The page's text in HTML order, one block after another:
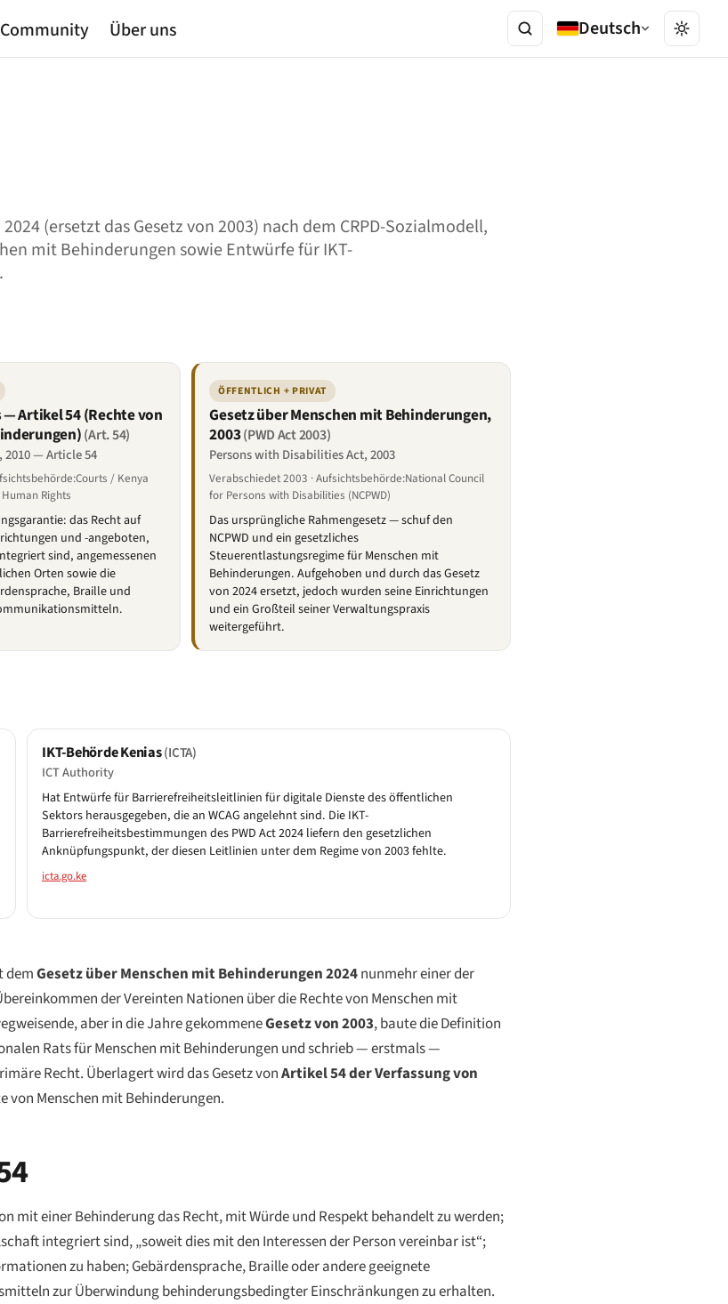
Community Über uns Deutsch
(ersetzt das Gesetz von 2003) nach dem CRPD-Sozialmodell,
mit Behinderungen sowie Entwürfe für IKT-
Artikel 54 (Rechte von
(Art. 54)
— Article 54
/ Kenya
Rights
das Recht auf
und -angeboten,
sind, angemessenen
Orten sowie die
Braille und
ÖFFENTLICH + PRIVAT
Gesetz über Menschen mit Behinderungen,
2003(PWD Act 2003)
Persons with Disabilities Act, 2003
Verabschiedet 2003 · Aufsichtsbehörde:National Council
for Persons with Disabilities (NCPWD)
Das ursprüngliche Rahmengesetz — schuf den
NCPWD und ein gesetzliches
Steuerentlastungsregime für Menschen mit
Behinderungen. Aufgehoben und durch das Gesetz
von 2024 ersetzt, jedoch wurden seine Einrichtungen
und ein Großteil seiner Verwaltungspraxis
weitergeführt.
IKT-Behörde Kenias(ICTA)
ICT Authority
Hat Entwürfe für Barrierefreiheitsleitlinien für digitale Dienste des öffentlichen
Sektors herausgegeben, die an WCAG angelehnt sind. Die IKT-
Barrierefreiheitsbestimmungen des PWD Act 2024 liefern den gesetzlichen
Anknüpfungspunkt, der diesen Leitlinien unter dem Regime von 2003 fehlte.
icta.go.ke
demGesetz über Menschen mit Behinderungen 2024nunmehr einer der
der Vereinten Nationen über die Rechte von Menschen mit
aber in die Jahre gekommeneGesetz von 2003, baute die Definition
Rats für Menschen mit Behinderungen und schrieb — erstmals —
Recht. Überlagert wird das Gesetz vonArtikel 54 der Verfassung von
von Menschen mit Behinderungen.
mit einer Behinderung das Recht, mit Würde und Respekt behandelt zu werden;
integriert sind, „soweit dies mit den Interessen der Person vereinbar ist“;
zu haben; Gebärdensprache, Braille oder andere geeignete
zur Überwindung behinderungsbedingter Einschränkungen zu erhalten.